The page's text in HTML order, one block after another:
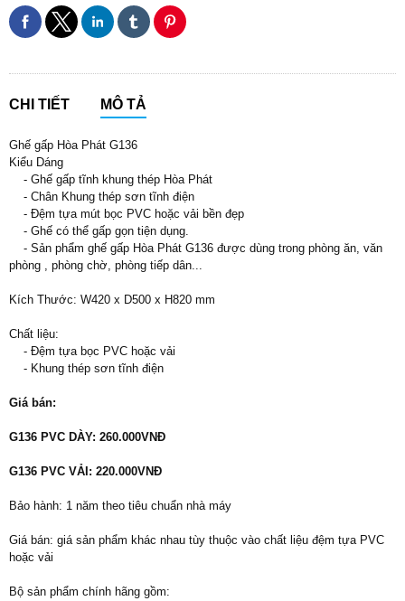
CHI TIẾT MÔ TẢ
Ghế gấp Hòa Phát G136
Kiểu Dáng
- Ghế gấp tĩnh khung thép Hòa Phát
- Chân Khung thép sơn tĩnh điện
- Đệm tựa mút bọc PVC hoặc vải bền đẹp
- Ghế có thể gấp gọn tiện dụng.
- Sản phẩm ghế gấp Hòa Phát G136 được dùng trong phòng ăn, văn
phòng , phòng chờ, phòng tiếp dân...
Kích Thước: W420 x D500 x H820 mm
Chất liệu:
- Đệm tựa bọc PVC hoặc vải
- Khung thép sơn tĩnh điện
Giá bán:
G136 PVC DÀY: 260.000VNĐ
G136 PVC VẢI: 220.000VNĐ
Bảo hành: 1 năm theo tiêu chuẩn nhà máy
Giá bán: giá sản phẩm khác nhau tùy thuộc vào chất liệu đệm tựa PVC
hoặc vải
Bộ sản phẩm chính hãng gồm: